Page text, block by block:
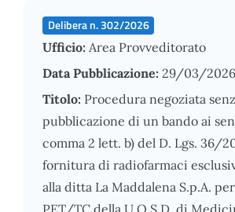
Delibera n. 302/2026
Ufficio: Area Provveditorato
Data Pubblicazione: 29/03/2026
Titolo: Procedura negoziata
pubblicazione di un bando ai
comma 2 lett. b) del D. Lgs. 36/
fornitura di radiofarmaci
alla ditta La Maddalena S.p.A.
PET/TC della U.O.S.D. di